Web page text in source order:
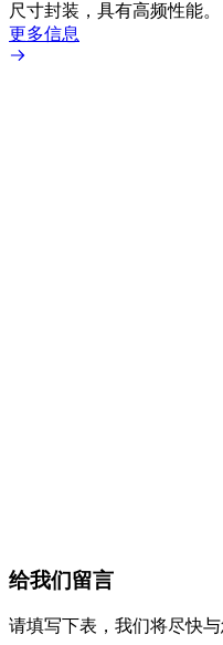
尺寸封装，具有高频性能。
更多信息
给我们留言
请填写下表，我们将尽快与